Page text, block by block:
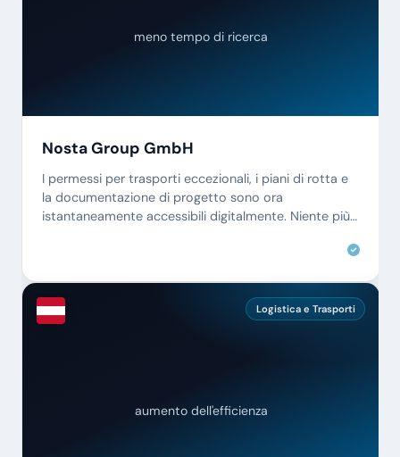
meno tempo di ricerca
Nosta Group GmbH
I permessi per trasporti eccezionali, i piani di rotta e
la documentazione di progetto sono ora
istantaneamente accessibili digitalmente. Niente più
Logistica e Trasporti
aumento dell'efficienza